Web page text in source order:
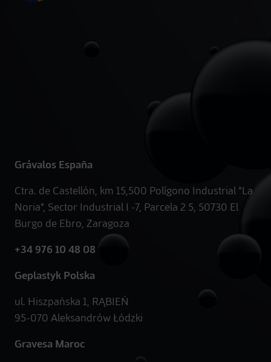
Grávalos España
Ctra. de Castellón, km 15,500 Polígono Industrial "La
Noria", Sector Industrial I -7, Parcela 2 5, 50730 El
Burgo de Ebro, Zaragoza
+34 976 10 48 08
Geplastyk Polska
ul. Hiszpańska 1, RĄBIEŃ
95-070 Aleksandrów Łódzki
Gravesa Maroc